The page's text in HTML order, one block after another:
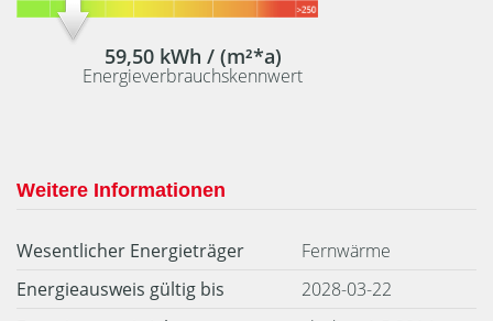
59,50 kWh / (m²*a)
Energieverbrauchskennwert
Weitere Informationen
Wesentlicher Energieträger
Fernwärme
Energieausweis gültig bis
2028-03-22